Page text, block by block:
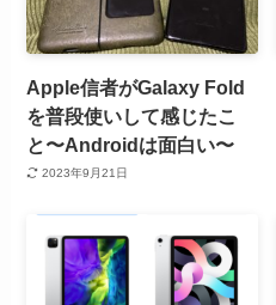
Apple信者がGalaxy Fold
を普段使いして感じたこ
と〜Androidは面白い〜
2023年9月21日